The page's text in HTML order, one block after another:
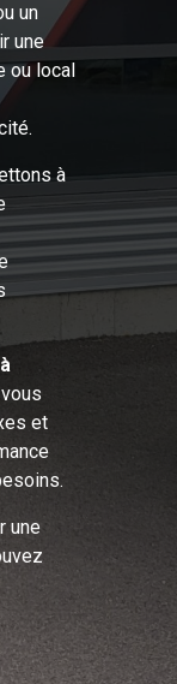
un
une
ou local
à
et
une